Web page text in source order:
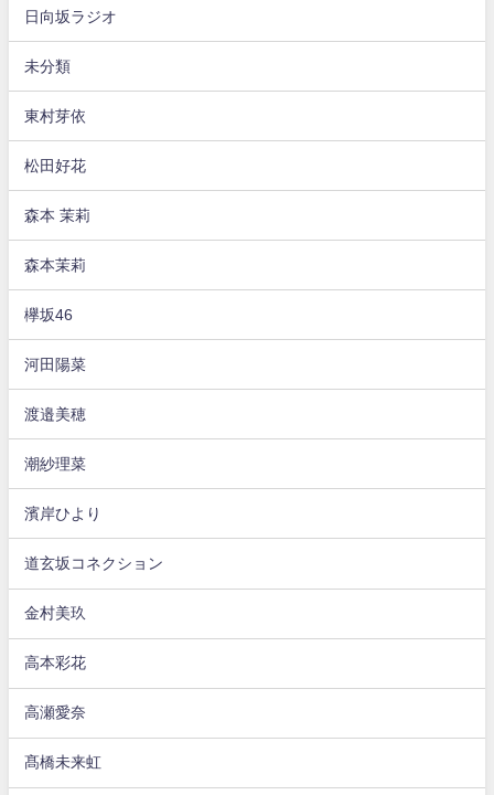
日向坂ラジオ
未分類
東村芽依
松田好花
森本 茉莉
森本茉莉
欅坂46
河田陽菜
渡邉美穂
潮紗理菜
濱岸ひより
道玄坂コネクション
金村美玖
高本彩花
高瀬愛奈
髙橋未来虹